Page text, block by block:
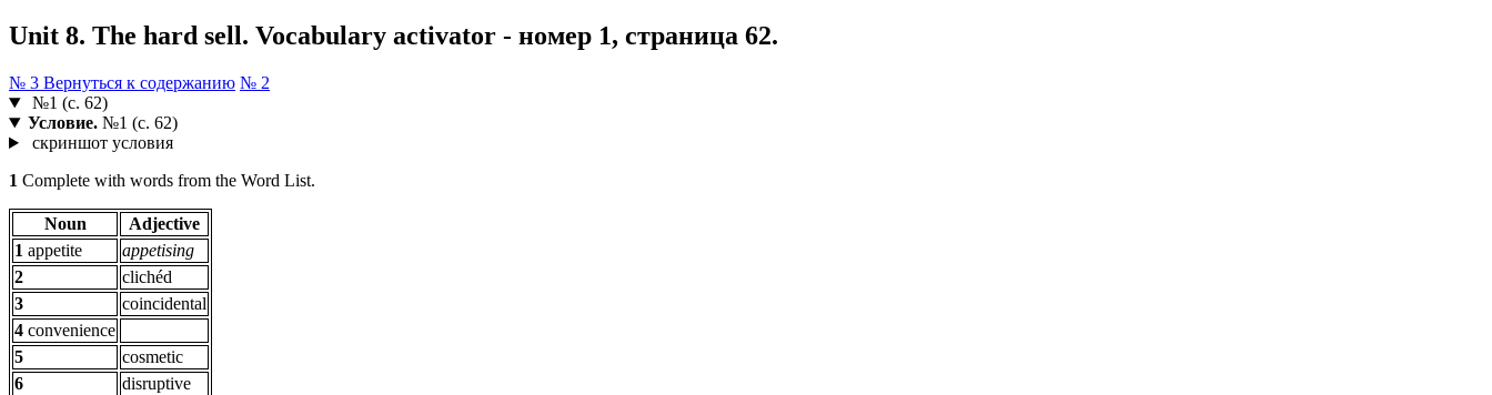
Unit 8. The hard sell. Vocabulary activator - номер 1, страница 62.
№ 3 Вернуться к содержанию № 2
№1 (с. 62)
Условие.№1 (с. 62)
скриншот условия
1 Complete with words from the Word List.
Noun
Adjective
1 appetite
appetising
2
clichéd
3
coincidental
4 convenience
5
cosmetic
6
disruptive